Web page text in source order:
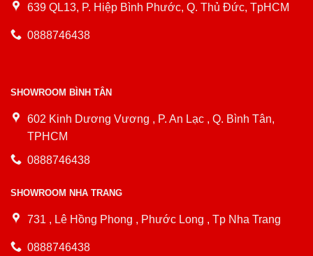
639 QL13, P. Hiệp Bình Phước, Q. Thủ Đức, TpHCM
0888746438
SHOWROOM BÌNH TÂN
602 Kinh Dương Vương , P. An Lạc , Q. Bình Tân,
TPHCM
0888746438
SHOWROOM NHA TRANG
731 , Lê Hồng Phong , Phước Long , Tp Nha Trang
0888746438